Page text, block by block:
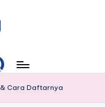
Cara Daftarnya